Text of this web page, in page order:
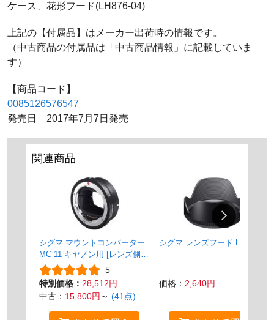
ケース、花形フード(LH876-04)
上記の【付属品】はメーカー出荷時の情報です。
（中古商品の付属品は「中古商品情報」に記載していま
す）
【商品コード】
0085126576547
発売日 2017年7月7日発売
関連商品
シグマ マウントコンバーター
MC-11 キヤノン用 [レンズ側：
キヤノンEF ボディ側：ソニー
E]
5
特別価格： 28,512円
中古： 15,800円 ～ (41点)
シグマ レンズフード LH876-04
価格： 2,640円